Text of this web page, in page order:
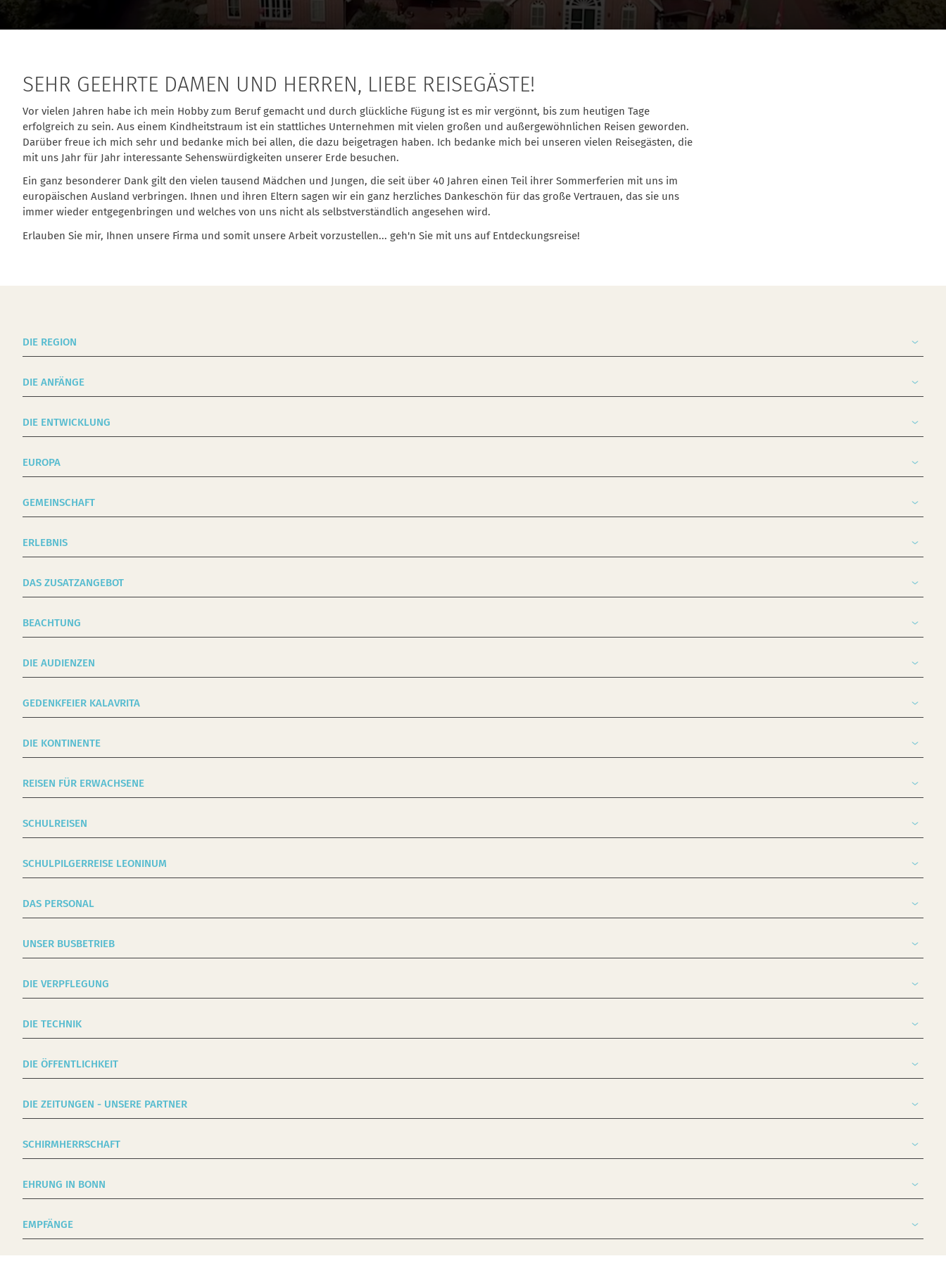
SEHR GEEHRTE DAMEN UND HERREN, LIEBE REISEGÄSTE!
Vor vielen Jahren habe ich mein Hobby zum Beruf gemacht und durch glückliche Fügung ist es mir vergönnt, bis zum heutigen Tage
erfolgreich zu sein. Aus einem Kindheitstraum ist ein stattliches Unternehmen mit vielen großen und außergewöhnlichen Reisen geworden.
Darüber freue ich mich sehr und bedanke mich bei allen, die dazu beigetragen haben. Ich bedanke mich bei unseren vielen Reisegästen, die
mit uns Jahr für Jahr interessante Sehenswürdigkeiten unserer Erde besuchen.
Ein ganz besonderer Dank gilt den vielen tausend Mädchen und Jungen, die seit über 40 Jahren einen Teil ihrer Sommerferien mit uns im
europäischen Ausland verbringen. Ihnen und ihren Eltern sagen wir ein ganz herzliches Dankeschön für das große Vertrauen, das sie uns
immer wieder entgegenbringen und welches von uns nicht als selbstverständlich angesehen wird.
Erlauben Sie mir, Ihnen unsere Firma und somit unsere Arbeit vorzustellen... geh'n Sie mit uns auf Entdeckungsreise!
DIE REGION
DIE ANFÄNGE
DIE ENTWICKLUNG
EUROPA
GEMEINSCHAFT
ERLEBNIS
DAS ZUSATZANGEBOT
BEACHTUNG
DIE AUDIENZEN
GEDENKFEIER KALAVRITA
DIE KONTINENTE
REISEN FÜR ERWACHSENE
SCHULREISEN
SCHULPILGERREISE LEONINUM
DAS PERSONAL
UNSER BUSBETRIEB
DIE VERPFLEGUNG
DIE TECHNIK
DIE ÖFFENTLICHKEIT
DIE ZEITUNGEN - UNSERE PARTNER
SCHIRMHERRSCHAFT
EHRUNG IN BONN
EMPFÄNGE